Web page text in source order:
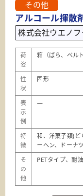
その他
アルコール揮散
株式会社ウエノフ
荷
姿
箱（ばら、ベル
性
状
固形
表
示
例
―
特
徴
和、洋菓子類(ど
ーヘン、ドーナ
そ
の
他
PETタイプ、耐